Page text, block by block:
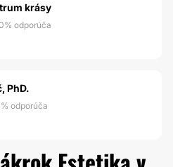
krásy
odporúča
PhD.
odporúča